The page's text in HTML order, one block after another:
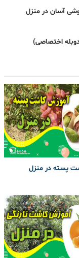
آسان در منزل
اختصاصی)
پسته در منزل